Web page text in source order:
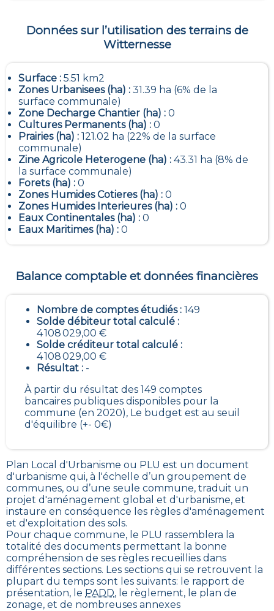
Données sur l’utilisation des terrains de
Witternesse
Surface : 5.51 km2
Zones Urbanisees (ha) : 31.39 ha (6% de la
surface communale)
Zone Decharge Chantier (ha) : 0
Cultures Permanents (ha) : 0
Prairies (ha) : 121.02 ha (22% de la surface
communale)
Zine Agricole Heterogene (ha) : 43.31 ha (8% de
la surface communale)
Forets (ha) : 0
Zones Humides Cotieres (ha) : 0
Zones Humides Interieures (ha) : 0
Eaux Continentales (ha) : 0
Eaux Maritimes (ha) : 0
Balance comptable et données financières
Nombre de comptes étudiés : 149
Solde débiteur total calculé :
4 108 029,00 €
Solde créditeur total calculé :
4 108 029,00 €
Résultat : -
À partir du résultat des 149 comptes
bancaires publiques disponibles pour la
commune (en 2020), Le budget est au seuil
d'équilibre (+- 0€)
Plan Local d'Urbanisme ou PLU est un document
d'urbanisme qui, à l'échelle d’un groupement de
communes, ou d’une seule commune, traduit un
projet d'aménagement global et d'urbanisme, et
instaure en conséquence les règles d'aménagement
et d'exploitation des sols.
Pour chaque commune, le PLU rassemblera la
totalité des documents permettant la bonne
compréhension de ses règles recueillies dans
différentes sections. Les sections qui se retrouvent la
plupart du temps sont les suivants: le rapport de
présentation, le PADD, le règlement, le plan de
zonage, et de nombreuses annexes